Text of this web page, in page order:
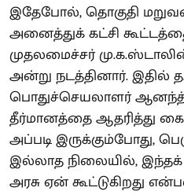
இதேபோல், தொகுதி
அனைத்துக் கட்சி
முதலமைச்சர்
அன்று நடத்தினார். இதில்
பொதுச்செயலாளர்
தீர்மானத்தை ஆதரித்து
அப்படி இருக்கும்போது,
இல்லாத நிலையில்,
அரசு ஏன் கூட்டுகிறது